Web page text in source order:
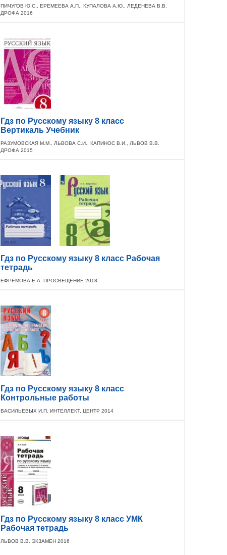
ПИЧУГОВ Ю.С., ЕРЕМЕЕВА А.П., КУПАЛОВА А.Ю., ЛЕДЕНЕВА В.В.
ДРОФА 2016
Гдз по Русскому языку 8 класс
Вертикаль Учебник
РАЗУМОВСКАЯ М.М., ЛЬВОВА С.И., КАПИНОС В.И., ЛЬВОВ В.В.
ДРОФА 2015
Гдз по Русскому языку 8 класс Рабочая
тетрадь
ЕФРЕМОВА Е.А. ПРОСВЕЩЕНИЕ 2018
Гдз по Русскому языку 8 класс
Контрольные работы
ВАСИЛЬЕВЫХ И.П. ИНТЕЛЛЕКТ, ЦЕНТР 2014
Гдз по Русскому языку 8 класс УМК
Рабочая тетрадь
ЛЬВОВ В.В. ЭКЗАМЕН 2016